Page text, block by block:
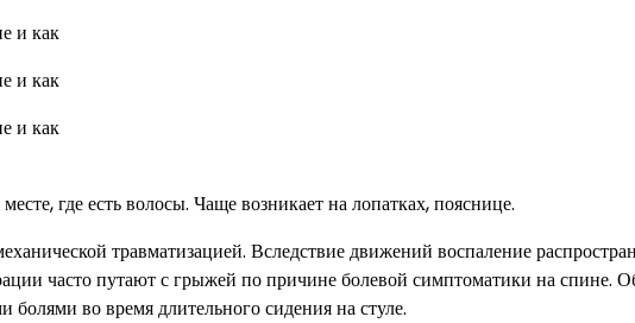
где есть волосы. Чаще возникает на лопатках, пояснице.
травматизацией. Вследствие движений воспаление
часто путают с грыжей по причине болевой симптоматики на спине.
болями во время длительного сидения на стуле.